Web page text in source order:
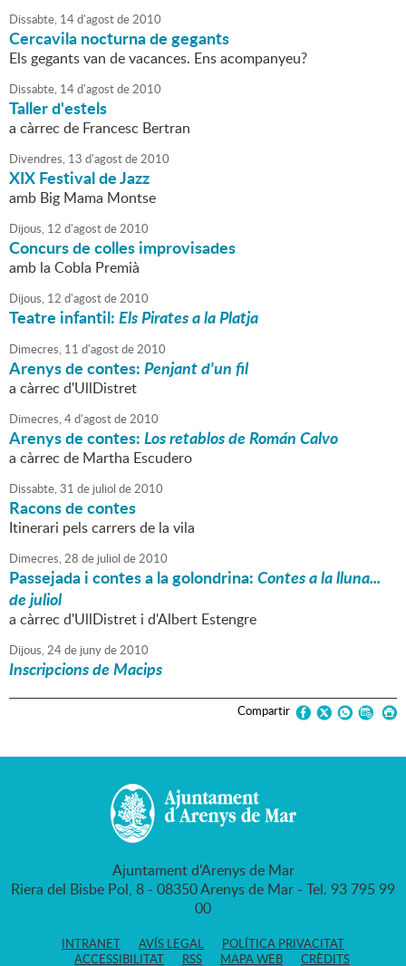
Dissabte, 14d'agostde2010
Cercavila nocturna de gegants
Els gegants van de vacances. Ens acompanyeu?
Dissabte, 14d'agostde2010
Taller d'estels
a càrrec de Francesc Bertran
Divendres, 13 d'agostde2010
XIX Festival de Jazz
amb Big Mama Montse
Dijous, 12 d'agostde2010
Concurs de colles improvisades
amb la Cobla Premià
Dijous, 12 d'agostde2010
Teatre infantil:Els Pirates a la Platja
Dimecres, 11 d'agostde2010
Arenys de contes:Penjant d'un fil
a càrrec d'UllDistret
Dimecres,4d'agostde2010
Arenys de contes:Los retablos de Román Calvo
a càrrec de Martha Escudero
Dissabte,31 de juliol de2010
Racons de contes
Itinerari pels carrers de la vila
Dimecres,28 de juliol de2010
Passejada i contes a la golondrina:Contes a la lluna...
de juliol
a càrrec d'UllDistret i d'Albert Estengre
Dijous,24de junyde2010
Inscripcions de Macips
Compartir
Ajuntament d'Arenys de Mar
Riera del Bisbe Pol, 8 - 08350 Arenys de Mar - Tel. 93 795 99
00
INTRANET AVÍS LEGAL
POLÍTICA PRIVACITAT
ACCESSIBILITAT
RSS MAPA WEB CRÈDITS